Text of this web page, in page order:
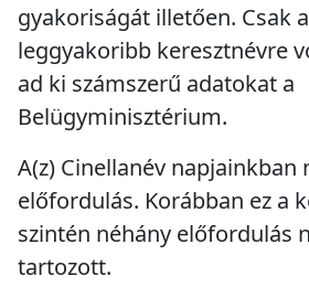
gyakoriságát illetően. Csak
leggyakoribb keresztnévre
ad ki számszerű adatokat a
Belügyminisztérium.
A(z) Cinellanév napjainkban
előfordulás. Korábban ez a
szintén néhány előfordulás
tartozott.